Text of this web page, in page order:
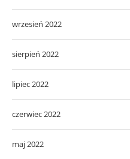
wrzesień 2022
sierpień 2022
lipiec 2022
czerwiec 2022
maj 2022